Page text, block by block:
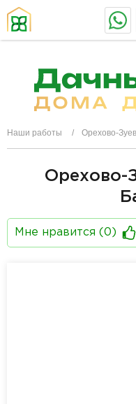
Наши работы Орехово-
Орехово-
Мне нравится ( 0 )